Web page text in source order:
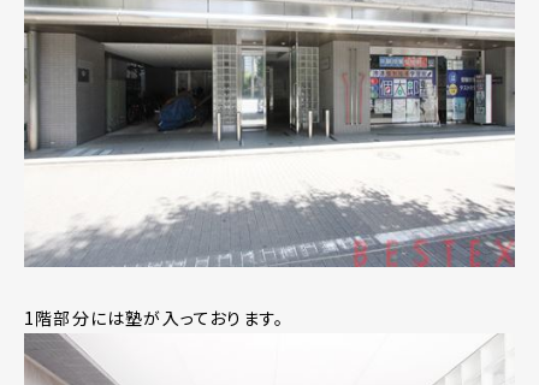
1階部分には塾が入っております。